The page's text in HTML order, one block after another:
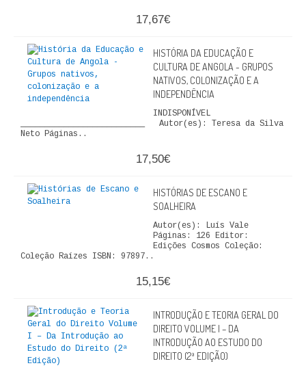
17,67€
HISTÓRIA DA EDUCAÇÃO E
CULTURA DE ANGOLA - GRUPOS
NATIVOS, COLONIZAÇÃO E A
INDEPENDÊNCIA
INDISPONÍVEL
__________________________ Autor(es): Teresa da Silva
Neto Páginas..
17,50€
HISTÓRIAS DE ESCANO E
SOALHEIRA
Autor(es): Luís Vale
Páginas: 126 Editor:
Edições Cosmos Coleção:
Coleção Raízes ISBN: 97897..
15,15€
INTRODUÇÃO E TEORIA GERAL DO
DIREITO VOLUME I – DA
INTRODUÇÃO AO ESTUDO DO
DIREITO (2ª EDIÇÃO)